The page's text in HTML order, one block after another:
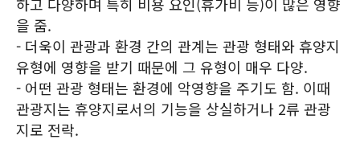
을 줌.
- 더욱이 관광과 환경 간의 관계는 관광 형태와 휴양지
유형에 영향을 받기 때문에 그 유형이 매우 다양.
- 어떤 관광 형태는 환경에 악영향을 주기도 함. 이때
관광지는 휴양지로서의 기능을 상실하거나 2류 관광
지로 전락.